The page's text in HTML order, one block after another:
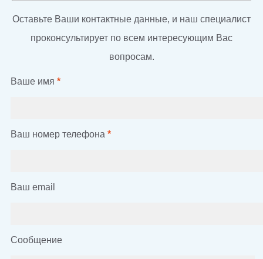
Оставьте Ваши контактные данные, и наш специалист
проконсультирует по всем интересующим Вас
вопросам.
Ваше имя *
Ваш номер телефона *
Ваш email
Сообщение